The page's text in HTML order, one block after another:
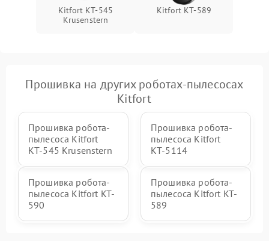
Kitfort КТ-545
Krusenstern
Kitfort KT-589
Прошивка на других роботах-пылесосах
Kitfort
Прошивка робота-
пылесоса Kitfort
КТ-545 Krusenstern
Прошивка робота-
пылесоса Kitfort
КТ-5114
Прошивка робота-
пылесоса Kitfort KT-
590
Прошивка робота-
пылесоса Kitfort KT-
589